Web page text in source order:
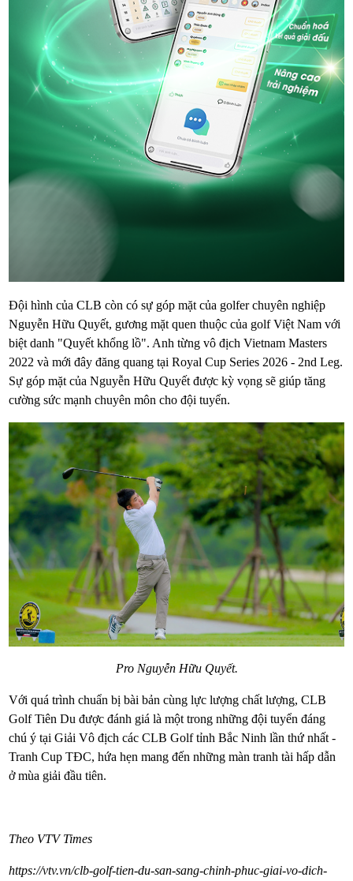
Đội hình của CLB còn có sự góp mặt của golfer chuyên nghiệp
Nguyễn Hữu Quyết, gương mặt quen thuộc của golf Việt Nam với
biệt danh "Quyết khổng lồ". Anh từng vô địch Vietnam Masters
2022 và mới đây đăng quang tại Royal Cup Series 2026 - 2nd Leg.
Sự góp mặt của Nguyễn Hữu Quyết được kỳ vọng sẽ giúp tăng
cường sức mạnh chuyên môn cho đội tuyển.
Pro Nguyễn Hữu Quyết.
Với quá trình chuẩn bị bài bản cùng lực lượng chất lượng, CLB
Golf Tiên Du được đánh giá là một trong những đội tuyển đáng
chú ý tại Giải Vô địch các CLB Golf tỉnh Bắc Ninh lần thứ nhất -
Tranh Cup TĐC, hứa hẹn mang đến những màn tranh tài hấp dẫn
ở mùa giải đầu tiên.
Theo VTV Times
https://vtv.vn/clb-golf-tien-du-san-sang-chinh-phuc-giai-vo-dich-